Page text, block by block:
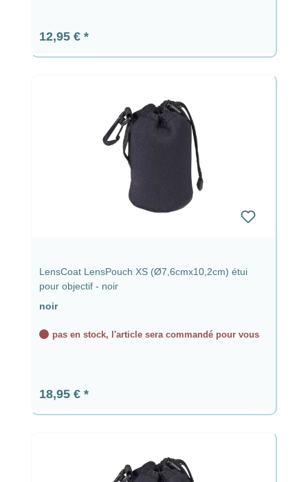
Prix régulier :
12,95 €
LensCoat LensPouch XS (Ø7,6cmx10,2cm) étui
pour objectif - noir
noir
pas en stock, l'article sera commandé pour vous
Prix régulier :
18,95 €